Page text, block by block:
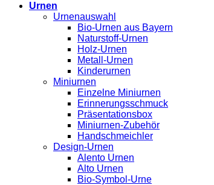
Urnen
Urnenauswahl
Bio-Urnen aus Bayern
Naturstoff-Urnen
Holz-Urnen
Metall-Urnen
Kinderurnen
Miniurnen
Einzelne Miniurnen
Erinnerungsschmuck
Präsentationsbox
Miniurnen-Zubehör
Handschmeichler
Design-Urnen
Alento Urnen
Alto Urnen
Bio-Symbol-Urne